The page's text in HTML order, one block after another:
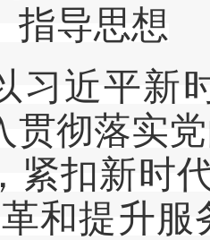
指导思想
习近平新
贯彻落实
紧扣新时
和提升